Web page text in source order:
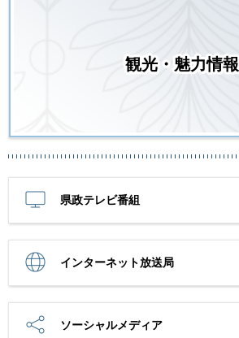
観光・魅力情報
県政テレビ番組
インターネット放送局
ソーシャルメディア